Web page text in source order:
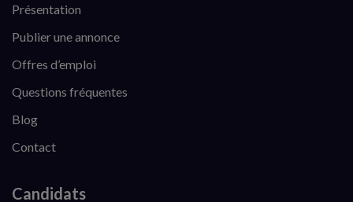
Présentation
Publier une annonce
Offres d’emploi
Questions fréquentes
Blog
Contact
Candidats